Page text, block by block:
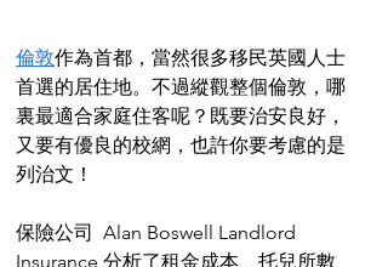
倫敦作為首都，當然很多移民英國人士
首選的居住地。不過縱觀整個倫敦，哪
裏最適合家庭住客呢？既要治安良好，
又要有優良的校網，也許你要考慮的是
列治文！
保險公司  Alan Boswell Landlord
Insurance 分析了租金成本、托兒所數